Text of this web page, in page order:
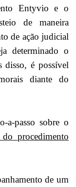
Entyvio e o
de maneira
de ação judicial
determinado o
disso, é possível
diante do
a-passo sobre o
procedimento
de um